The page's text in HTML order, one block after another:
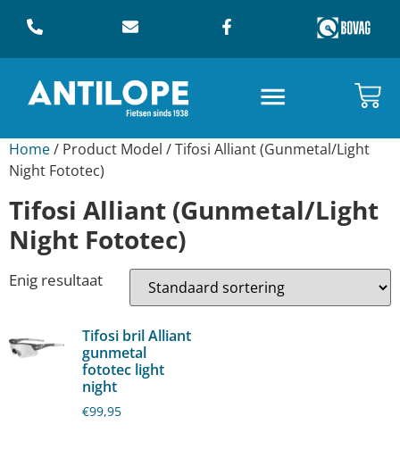
Home/ Product Model / Tifosi Alliant (Gunmetal/Light
Night Fototec)
Tifosi Alliant (Gunmetal/Light
Night Fototec)
Enig resultaat
Tifosi bril Alliant
gunmetal
fototec light
night
€99,95